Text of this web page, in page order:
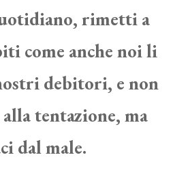
rimetti a
come anche noi li
debitori, e non
tentazione, ma
dal male.